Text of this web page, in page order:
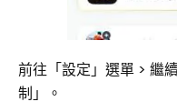
前往「設定」選單 > 繼
制」。